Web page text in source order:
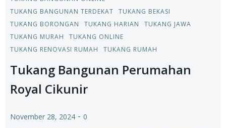
TUKANG BANGUNAN TERDEKAT
TUKANG BEKASI
TUKANG BORONGAN
TUKANG HARIAN
TUKANG JAWA
TUKANG MURAH
TUKANG ONLINE
TUKANG RENOVASI RUMAH
TUKANG RUMAH
Tukang Bangunan Perumahan
Royal Cikunir
November 28, 2024 - 0